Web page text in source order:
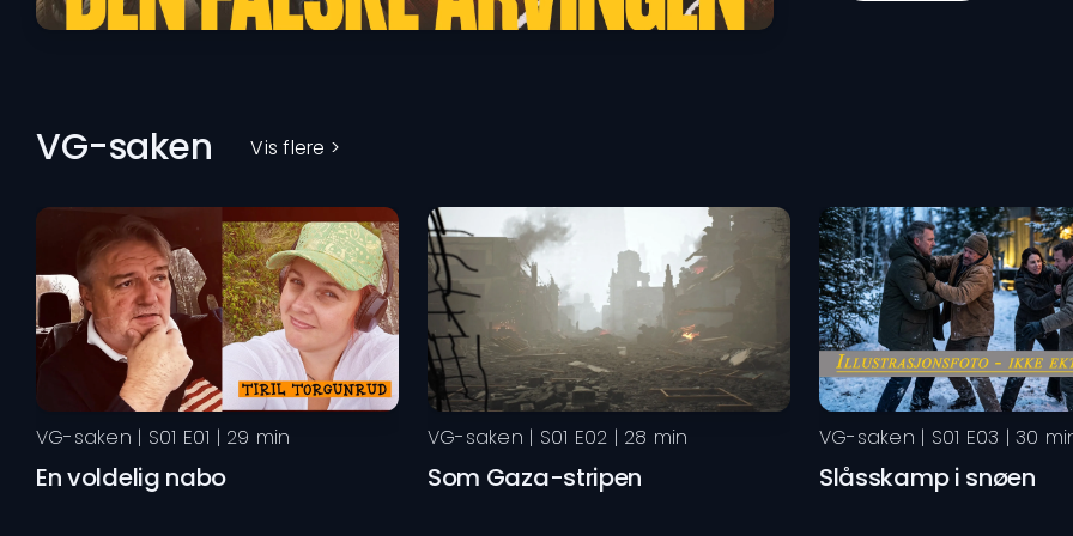
Den Falske Arvingen
VG-saken Vis flere >
VG-saken | S01 E01 | 29 min
En voldelig nabo
VG-saken | S01 E02 | 28 min
Som Gaza-stripen
VG-saken | S01 E03 |30
Slåsskamp i snøen